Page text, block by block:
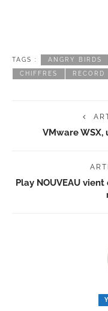
TAGS : ANGRY BIRDS
CHIFFRES RECORD
VMware WSX,
Play NOUVEAU